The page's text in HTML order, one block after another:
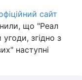
сайт
що "Реал
згідно з
наступні